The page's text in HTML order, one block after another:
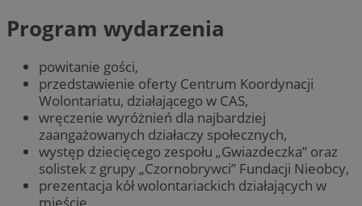
Program wydarzenia
powitanie gości,
przedstawienie oferty Centrum Koordynacji
Wolontariatu, działającego w CAS,
wręczenie wyróżnień dla najbardziej
zaangażowanych działaczy społecznych,
występ dziecięcego zespołu „Gwiazdeczka” oraz
solistek z grupy „Czornobrywci” Fundacji Nieobcy,
prezentacja kół wolontariackich działających w